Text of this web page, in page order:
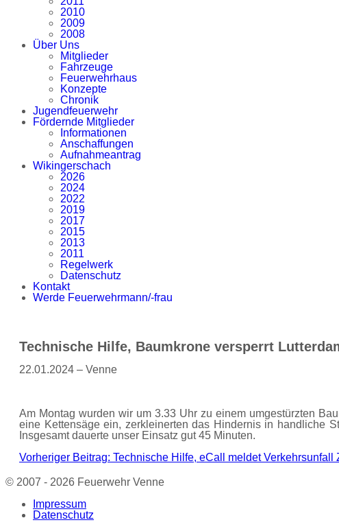
2010
2009
2008
Über Uns
Mitglieder
Fahrzeuge
Feuerwehrhaus
Konzepte
Chronik
Jugendfeuerwehr
Fördernde Mitglieder
Informationen
Anschaffungen
Aufnahmeantrag
Wikingerschach
2026
2024
2022
2019
2017
2015
2013
2011
Regelwerk
Datenschutz
Kontakt
Werde Feuerwehrmann/-frau
Technische Hilfe, Baumkrone versperrt
22.01.2024 – Venne
Am Montag wurden wir um 3.33 Uhr zu einem umgestürzten
eine Kettensäge ein, zerkleinerten das Hindernis in handliche
Insgesamt dauerte unser Einsatz gut 45 Minuten.
Vorheriger Beitrag: Technische Hilfe, eCall meldet Verkehrsunfall
© 2007 - 2026 Feuerwehr Venne
Impressum
Datenschutz